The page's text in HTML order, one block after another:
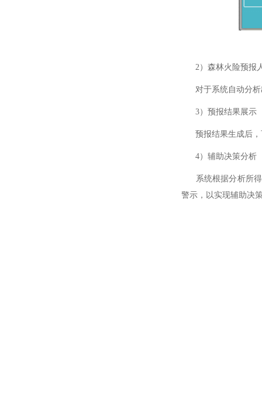
2）森林火险预报
对于系统自动分析
3）预报结果展示
预报结果生成后，
4）辅助决策分析
系统根据分析所得
警示，以实现辅助决